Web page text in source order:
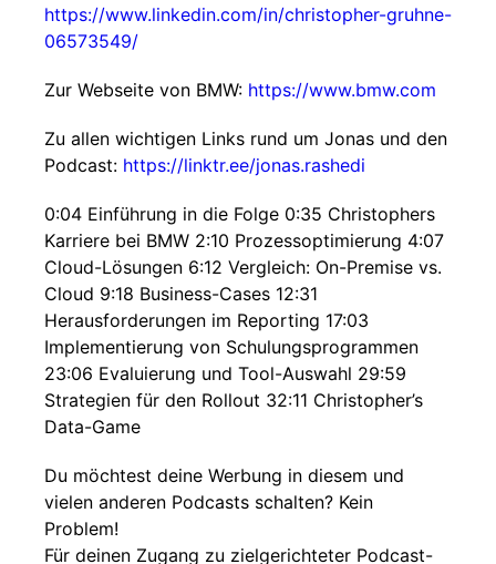
https://www.linkedin.com/in/christopher-gruhne-
06573549/
Zur Webseite von BMW: https://www.bmw.com
Zu allen wichtigen Links rund um Jonas und den
Podcast: https://linktr.ee/jonas.rashedi
0:04 Einführung in die Folge 0:35 Christophers
Karriere bei BMW 2:10 Prozessoptimierung 4:07
Cloud-Lösungen 6:12 Vergleich: On-Premise vs.
Cloud 9:18 Business-Cases 12:31
Herausforderungen im Reporting 17:03
Implementierung von Schulungsprogrammen
23:06 Evaluierung und Tool-Auswahl 29:59
Strategien für den Rollout 32:11 Christopher’s
Data-Game
Du möchtest deine Werbung in diesem und
vielen anderen Podcasts schalten? Kein
Problem!
Für deinen Zugang zu zielgerichteter Podcast-